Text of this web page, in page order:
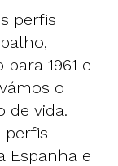
perfis
1961 e
o
de vida.
perfis
Espanha e